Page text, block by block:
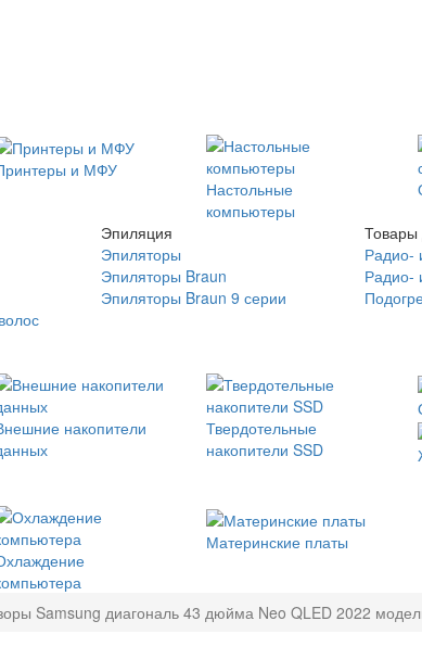
и МФУ
Настольные
компьютеры
Эпиляция
Эпиляторы
Эпиляторы Braun
Эпиляторы Braun 9 серии
Товары
Радио-
Радио-
накопители
Твердотельные
накопители SSD
Материнские платы
Samsung диагональ 43 дюйма Neo QLED 2022